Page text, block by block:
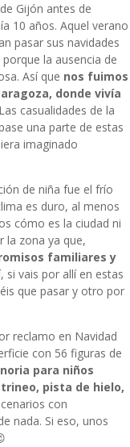
Gijón antes de
10 años. Aquel verano
pasar sus navidades
la ausencia de
Así que nos fuimos
donde vivía
casualidades de la
una parte de estas
imaginado
de niña fue el frío
es duro, al menos
cómo es la ciudad ni
la zona ya que,
familiares y
si vais por allí en estas
que pasar y otro por
reclamo en Navidad
con 56 figuras de
noria para niños
pista de hielo,
con
nada. Si eso, unos